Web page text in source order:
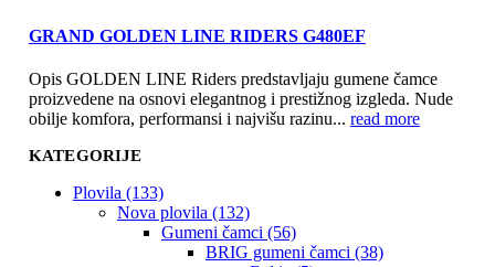
GRAND GOLDEN LINE RIDERS G480EF
Opis GOLDEN LINE Riders predstavljaju gumene čamce
proizvedene na osnovi elegantnog i prestižnog izgleda. Nude
obilje komfora, performansi i najvišu razinu... read more
KATEGORIJE
Plovila (133)
Nova plovila (132)
Gumeni čamci (56)
BRIG gumeni čamci (38)